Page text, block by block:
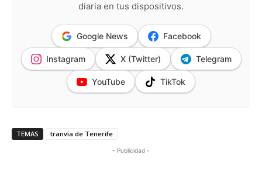
diaria en tus dispositivos.
Google News Facebook
Instagram X (Twitter) Telegram
YouTube TikTok
TEMAS tranvía de Tenerife
- Publicidad -